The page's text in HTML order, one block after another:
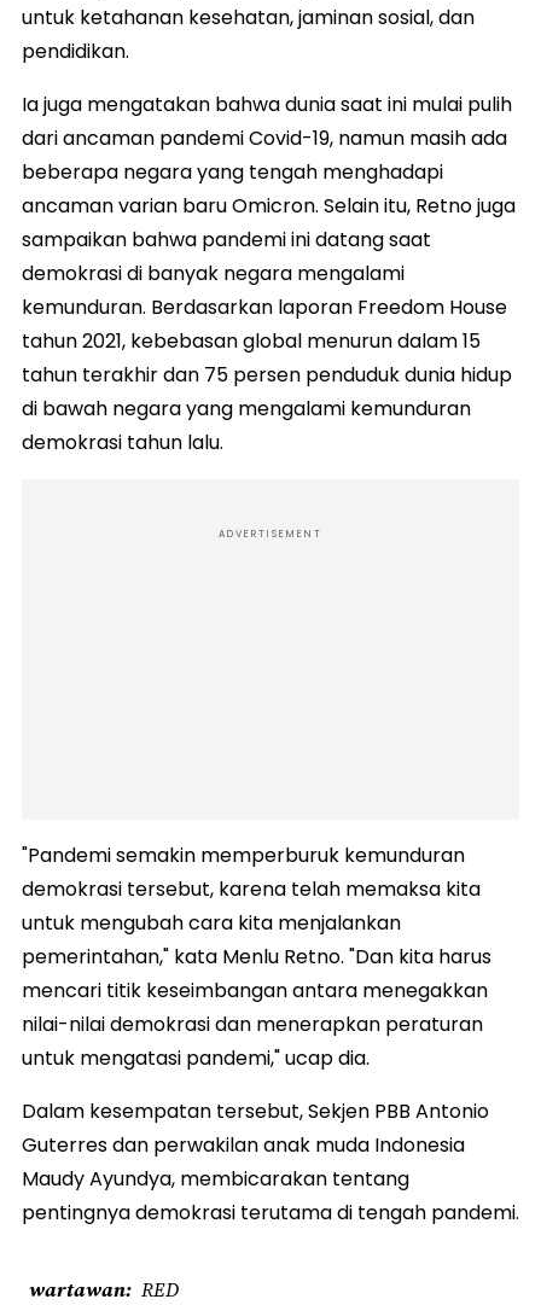
untuk ketahanan kesehatan, jaminan sosial, dan
pendidikan.
Ia juga mengatakan bahwa dunia saat ini mulai pulih
dari ancaman pandemi Covid-19, namun masih ada
beberapa negara yang tengah menghadapi
ancaman varian baru Omicron. Selain itu, Retno juga
sampaikan bahwa pandemi ini datang saat
demokrasi di banyak negara mengalami
kemunduran. Berdasarkan laporan Freedom House
tahun 2021, kebebasan global menurun dalam 15
tahun terakhir dan 75 persen penduduk dunia hidup
di bawah negara yang mengalami kemunduran
demokrasi tahun lalu.
ADVERTISEMENT
"Pandemi semakin memperburuk kemunduran
demokrasi tersebut, karena telah memaksa kita
untuk mengubah cara kita menjalankan
pemerintahan," kata Menlu Retno. "Dan kita harus
mencari titik keseimbangan antara menegakkan
nilai-nilai demokrasi dan menerapkan peraturan
untuk mengatasi pandemi," ucap dia.
Dalam kesempatan tersebut, Sekjen PBB Antonio
Guterres dan perwakilan anak muda Indonesia
Maudy Ayundya, membicarakan tentang
pentingnya demokrasi terutama di tengah pandemi.
wartawan RED